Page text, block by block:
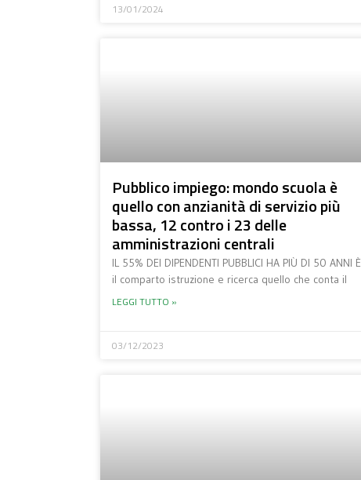
13/01/2024
Pubblico impiego: mondo scuola è
quello con anzianità di servizio più
bassa, 12 contro i 23 delle
amministrazioni centrali
IL 55% DEI DIPENDENTI PUBBLICI HA PIÙ DI 50 ANNI È
il comparto istruzione e ricerca quello che conta il
LEGGI TUTTO »
03/12/2023